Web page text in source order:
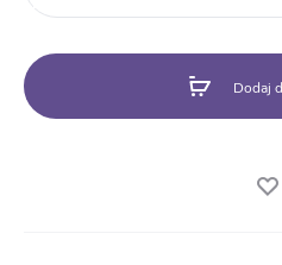
katecheza
religia
Dodaj